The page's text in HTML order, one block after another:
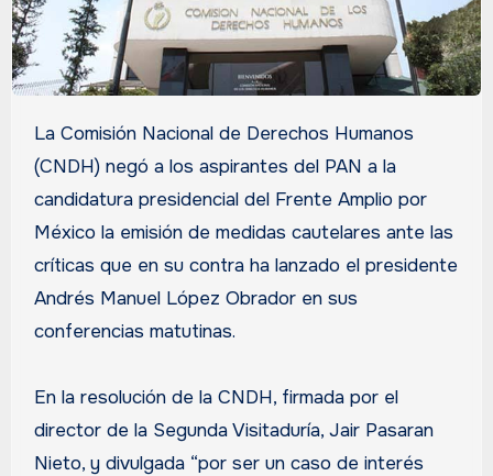
La Comisión Nacional de Derechos Humanos
(CNDH) negó a los aspirantes del PAN a la
candidatura presidencial del Frente Amplio por
México la emisión de medidas cautelares ante las
críticas que en su contra ha lanzado el presidente
Andrés Manuel López Obrador en sus
conferencias matutinas.
En la resolución de la CNDH, firmada por el
director de la Segunda Visitaduría, Jair Pasaran
Nieto, y divulgada “por ser un caso de interés